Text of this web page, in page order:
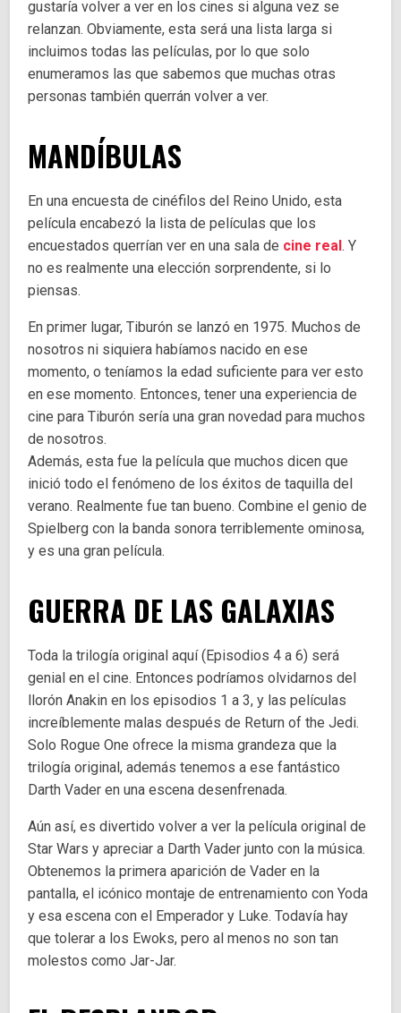
gustaría volver a ver en los cines si alguna vez se
relanzan. Obviamente, esta será una lista larga si
incluimos todas las películas, por lo que solo
enumeramos las que sabemos que muchas otras
personas también querrán volver a ver.
MANDÍBULAS
En una encuesta de cinéfilos del Reino Unido, esta
película encabezó la lista de películas que los
encuestados querrían ver en una sala de cine real. Y
no es realmente una elección sorprendente, si lo
piensas.
En primer lugar, Tiburón se lanzó en 1975. Muchos de
nosotros ni siquiera habíamos nacido en ese
momento, o teníamos la edad suficiente para ver esto
en ese momento. Entonces, tener una experiencia de
cine para Tiburón sería una gran novedad para muchos
de nosotros.
Además, esta fue la película que muchos dicen que
inició todo el fenómeno de los éxitos de taquilla del
verano. Realmente fue tan bueno. Combine el genio de
Spielberg con la banda sonora terriblemente ominosa,
y es una gran película.
GUERRA DE LAS GALAXIAS
Toda la trilogía original aquí (Episodios 4 a 6) será
genial en el cine. Entonces podríamos olvidarnos del
llorón Anakin en los episodios 1 a 3, y las películas
increíblemente malas después de Return of the Jedi.
Solo Rogue One ofrece la misma grandeza que la
trilogía original, además tenemos a ese fantástico
Darth Vader en una escena desenfrenada.
Aún así, es divertido volver a ver la película original de
Star Wars y apreciar a Darth Vader junto con la música.
Obtenemos la primera aparición de Vader en la
pantalla, el icónico montaje de entrenamiento con Yoda
y esa escena con el Emperador y Luke. Todavía hay
que tolerar a los Ewoks, pero al menos no son tan
molestos como Jar-Jar.